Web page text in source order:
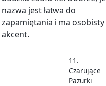
nazwa jest łatwa do
zapamiętania i ma osobisty
akcent.
11.
Czarujące
Pazurki